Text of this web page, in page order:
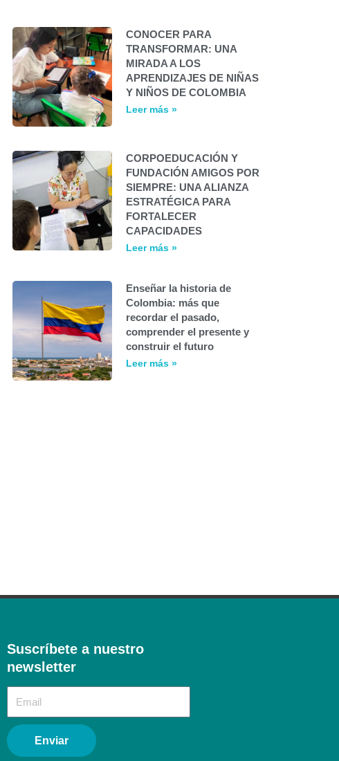
CONOCER PARA
TRANSFORMAR: UNA
MIRADA A LOS
APRENDIZAJES DE NIÑAS
Y NIÑOS DE COLOMBIA
Leer más »
CORPOEDUCACIÓN Y
FUNDACIÓN AMIGOS POR
SIEMPRE: UNA ALIANZA
ESTRATÉGICA PARA
FORTALECER
CAPACIDADES
Leer más »
Enseñar la historia de
Colombia: más que
recordar el pasado,
comprender el presente y
construir el futuro
Leer más »
Suscríbete a nuestro
newsletter​
Enviar